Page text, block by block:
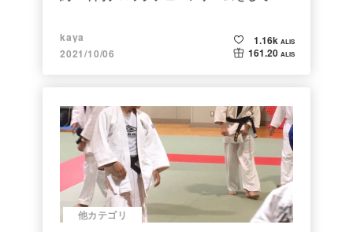
kaya
2021/10/06
1.16k ALIS
161.20 ALIS
他カテゴリ